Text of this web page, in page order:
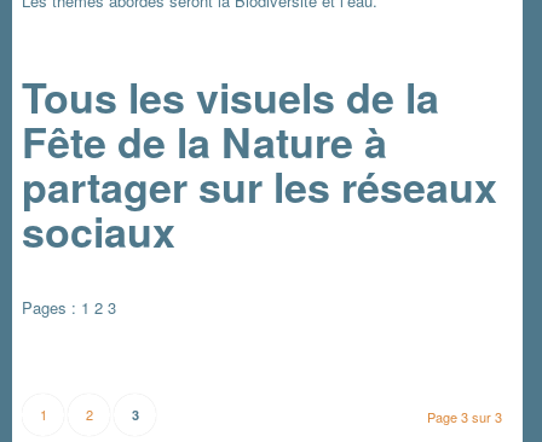
Tous les visuels de la
Fête de la Nature à
partager sur les réseaux
sociaux
Pages : 1 2 3
Page 3 sur 3
1 2 3